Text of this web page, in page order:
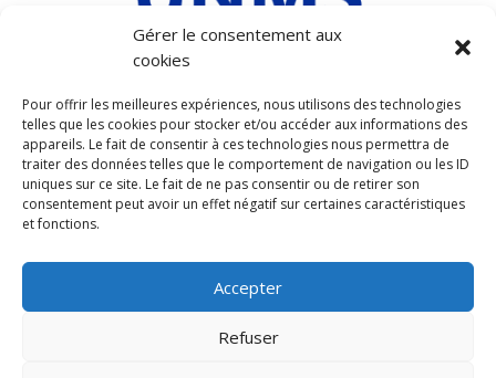
Gérer le consentement aux
cookies
Pour offrir les meilleures expériences, nous utilisons des technologies
telles que les cookies pour stocker et/ou accéder aux informations des
appareils. Le fait de consentir à ces technologies nous permettra de
traiter des données telles que le comportement de navigation ou les ID
uniques sur ce site. Le fait de ne pas consentir ou de retirer son
consentement peut avoir un effet négatif sur certaines caractéristiques
et fonctions.
Accepter
Refuser
MENTIONS LEGALES
POLITIQUE DE COOKIES (UE)
POLITIQUE DE CONFIDENTIALITÉ
ADHÉRER